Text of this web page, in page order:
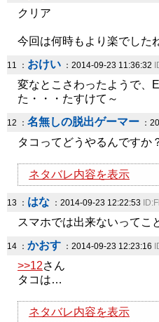
クリア
今回は何時もより楽でした
11 ： おけい ：2014-09-23 11:36:32
変なとこさわったようで、
た・・・たすけて～
12 ： 名無しの脱出ゲーマー ：
タコってどうやるんですか
ネタバレ内容を表示
13 ： はな ：2014-09-23 12:22:53
スマホでは出来ないって
14 ： かおす ：2014-09-23 12:23:16
>>12さん
タコは…
ネタバレ内容を表示